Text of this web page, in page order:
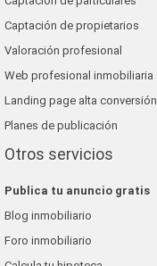
Captación de propietarios
Valoración profesional
Web profesional inmobiliaria
Landing page alta conversión
Planes de publicación
Otros servicios
Publica tu anuncio gratis
Blog inmobiliario
Foro inmobiliario